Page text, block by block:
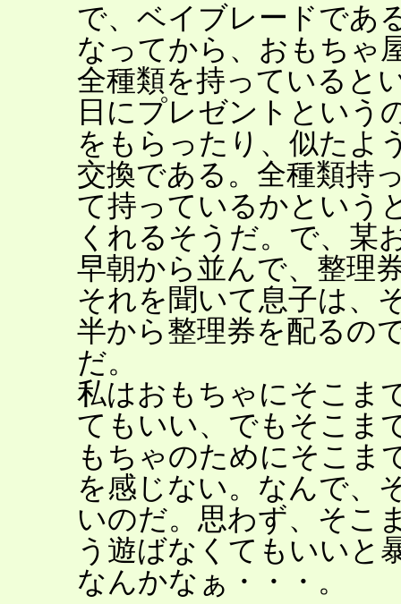
で、ベイブレードであ
なってから、おもちゃ
全種類を持っていると
日にプレゼントという
をもらったり、似たよ
交換である。全種類持
て持っているかという
くれるそうだ。で、某
早朝から並んで、整理
それを聞いて息子は、
半から整理券を配るの
だ。
私はおもちゃにそこま
てもいい、でもそこま
もちゃのためにそこま
を感じない。なんで、
いのだ。思わず、そこ
う遊ばなくてもいいと
なんかなぁ・・・。